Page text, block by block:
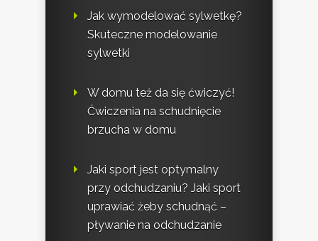
Jak wymodelować sylwetkę?
Skuteczne modelowanie
sylwetki
W domu też da się ćwiczyć!
Ćwiczenia na schudnięcie
brzucha w domu
Jaki sport jest optymalny
przy odchudzaniu? Jaki sport
uprawiać żeby schudnąć –
pływanie na odchudzanie